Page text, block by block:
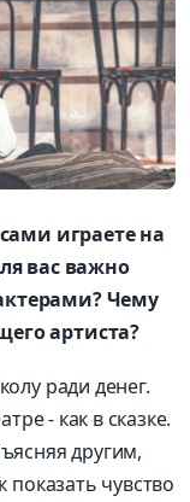
играете на
вас важно
Чему
артиста?
ради денег.
- как в сказке.
другим,
чувство